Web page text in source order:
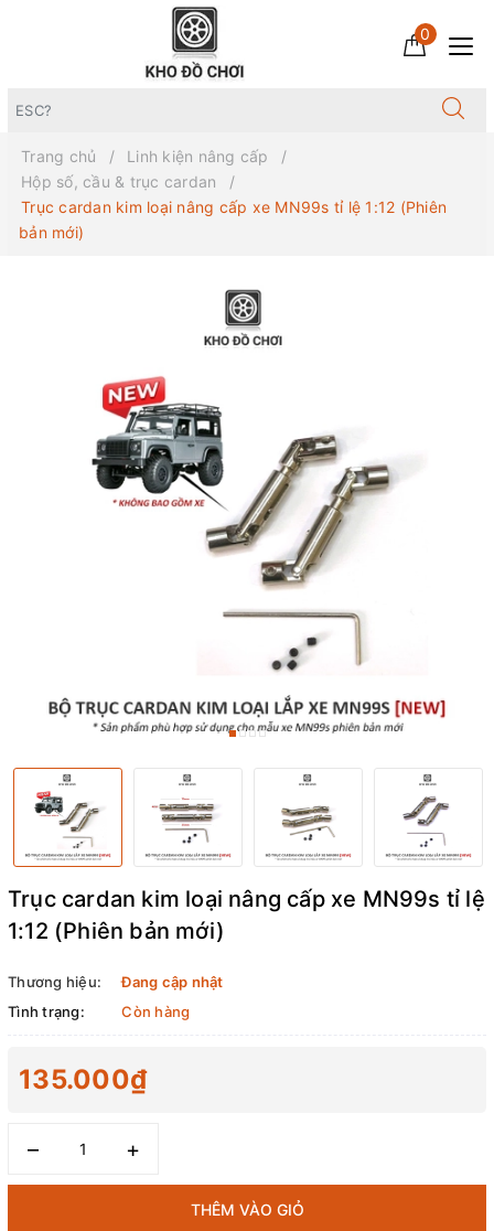
0
Trang chủ
Linh kiện nâng cấp
Hộp số, cầu & trục cardan
Trục cardan kim loại nâng cấp xe MN99s tỉ lệ 1:12 (Phiên
bản mới)
Trục cardan kim loại nâng cấp xe MN99s tỉ lệ
1:12 (Phiên bản mới)
Thương hiệu:
Đang cập nhật
Tình trạng:
Còn hàng
135.000₫
– +
THÊM VÀO GIỎ